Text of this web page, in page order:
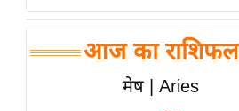
न्यूज ब्रीफ
मनोरंजन जगत
बॉलीवुड
आज का राशिफल
मेष | Aries